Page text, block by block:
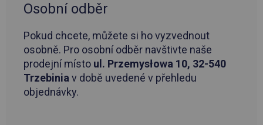
Osobní odběr
Pokud chcete, můžete si ho vyzvednout
osobně. Pro osobní odběr navštivte naše
prodejní místo ul. Przemysłowa 10, 32-540
Trzebiniav době uvedené v přehledu
objednávky.